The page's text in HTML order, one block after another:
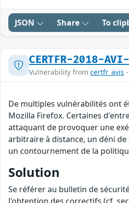
JSON Share To
CERTFR-2018-
Vulnerability from certfr_avis
De multiples vulnérabilités ont
Mozilla Firefox. Certaines
attaquant de provoquer une
arbitraire à distance, un déni de
un contournement de la
Solution
Se référer au bulletin de